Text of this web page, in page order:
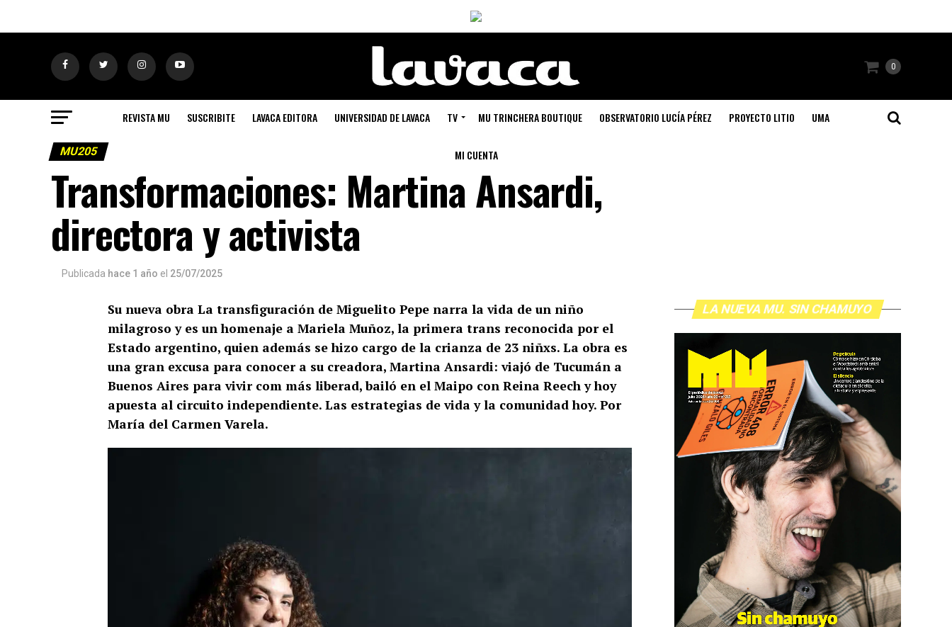
0
REVISTA MU SUSCRIBITE LAVACA EDITORA UNIVERSIDAD DE LAVACA TV MU TRINCHERA BOUTIQUE OBSERVATORIO LUCÍA PÉREZ PROYECTO LITIO UMA
MI CUENTA
MU205
Transformaciones: Martina Ansardi,
directora y activista
Publicada hace 1 año el 25/07/2025
Su nueva obra La transfiguración de Miguelito Pepe narra la vida de un niño
milagroso y es un homenaje a Mariela Muñoz, la primera trans reconocida por el
Estado argentino, quien además se hizo cargo de la crianza de 23 niñxs. La obra es
una gran excusa para conocer a su creadora, Martina Ansardi: viajó de Tucumán a
Buenos Aires para vivir com más liberad, bailó en el Maipo con Reina Reech y hoy
apuesta al circuito independiente. Las estrategias de vida y la comunidad hoy. Por
María del Carmen Varela.
LA NUEVA MU. SIN CHAMUYO